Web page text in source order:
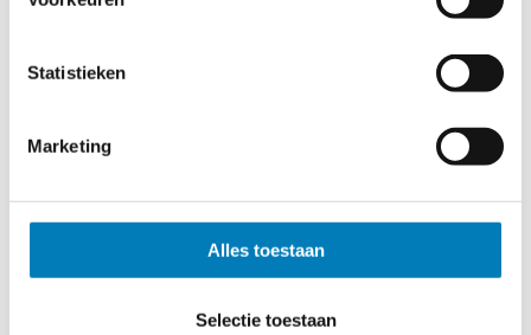
Statistieken
Marketing
Alles toestaan
Selectie toestaan
Type SPA
35.10.10
Type SPA